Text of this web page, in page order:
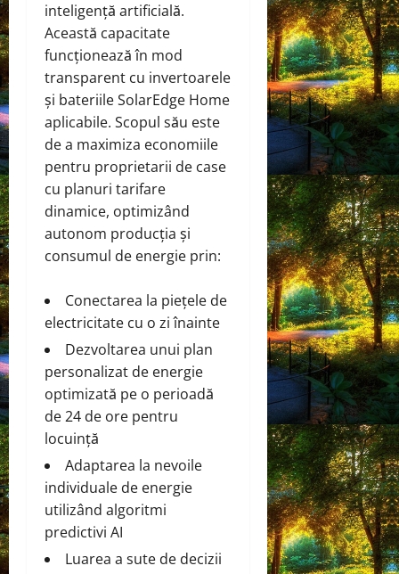
inteligență artificială.
Această capacitate
funcționează în mod
transparent cu invertoarele
și bateriile SolarEdge Home
aplicabile. Scopul său este
de a maximiza economiile
pentru proprietarii de case
cu planuri tarifare
dinamice, optimizând
autonom producția și
consumul de energie prin:
Conectarea la piețele de
electricitate cu o zi înainte
Dezvoltarea unui plan
personalizat de energie
optimizată pe o perioadă
de 24 de ore pentru
locuință
Adaptarea la nevoile
individuale de energie
utilizând algoritmi
predictivi AI
Luarea a sute de decizii